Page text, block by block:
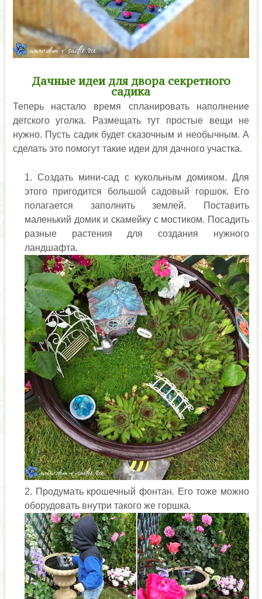
Дачные идеи для двора секретного
садика
Теперь настало время спланировать наполнение
детского уголка. Размещать тут простые вещи не
нужно. Пусть садик будет сказочным и необычным. А
сделать это помогут такие идеи для дачного участка.
Создать мини-сад с кукольным домиком. Для
этого пригодится большой садовый горшок. Его
полагается заполнить землей. Поставить
маленький домик и скамейку с мостиком. Посадить
разные растения для создания нужного
ландшафта.
Продумать крошечный фонтан. Его тоже можно
оборудовать внутри такого же горшка.